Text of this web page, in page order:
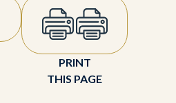
PRINT
THIS PAGE